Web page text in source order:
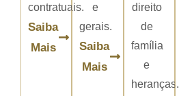
contratuais.
Saiba
Mais
e
gerais.
Saiba
Mais
direito
de
família
e
heranças.